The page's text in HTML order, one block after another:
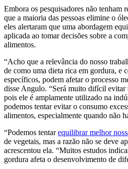
Embora os pesquisadores não tenham
que a maioria das pessoas elimine o
eles alertaram que uma abordagem
aplicada ao tomar decisões sobre a
alimentos.
“Acho que a relevância do nosso
de como uma dieta rica em gordura, e
específicos, podem afetar o processo
disse Angulo. “Será muito difícil evitar
pois ele é amplamente utilizado na
podemos tentar evitar o consumo
alimentos, especialmente quando não
“Podemos tentarequilibrar melhor
de vegetais, mas a razão não se deve
acrescentou ela. “Muitos estudos
gordura afeta o desenvolvimento de